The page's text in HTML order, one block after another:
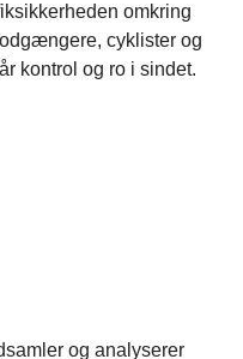
omkring
cyklister og
kontrol og ro i sindet.
og analyserer